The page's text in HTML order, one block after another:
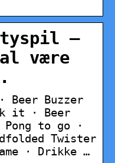
–
være
Beer Buzzer
it · Beer
to go ·
Twister
· Drikke …